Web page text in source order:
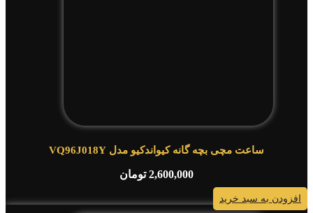
ساعت مچی بچه گانه کیواندکیو مدل VQ96J018Y
2,600,000 تومان
افزودن به سبد خرید